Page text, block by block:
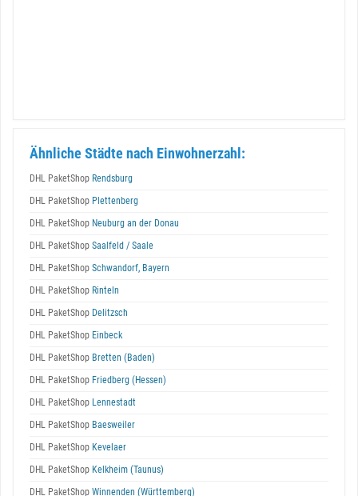
Ähnliche Städte nach Einwohnerzahl:
DHL PaketShop Rendsburg
DHL PaketShop Plettenberg
DHL PaketShop Neuburg an der Donau
DHL PaketShop Saalfeld / Saale
DHL PaketShop Schwandorf, Bayern
DHL PaketShop Rinteln
DHL PaketShop Delitzsch
DHL PaketShop Einbeck
DHL PaketShop Bretten (Baden)
DHL PaketShop Friedberg (Hessen)
DHL PaketShop Lennestadt
DHL PaketShop Baesweiler
DHL PaketShop Kevelaer
DHL PaketShop Kelkheim (Taunus)
DHL PaketShop Winnenden (Württemberg)